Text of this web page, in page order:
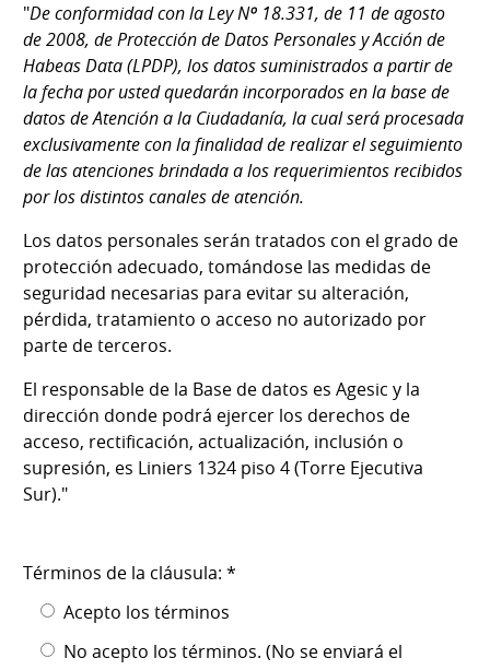
"De conformidad con la Ley Nº 18.331, de 11 de agosto
de 2008, de Protección de Datos Personales y Acción de
Habeas Data (LPDP), los datos suministrados a partir de
la fecha por usted quedarán incorporados en la base de
datos de Atención a la Ciudadanía, la cual será procesada
exclusivamente con la finalidad de realizar el seguimiento
de las atenciones brindada a los requerimientos recibidos
por los distintos canales de atención.
Los datos personales serán tratados con el grado de
protección adecuado, tomándose las medidas de
seguridad necesarias para evitar su alteración,
pérdida, tratamiento o acceso no autorizado por
parte de terceros.
El responsable de la Base de datos es Agesic y la
dirección donde podrá ejercer los derechos de
acceso, rectificación, actualización, inclusión o
supresión, es Liniers 1324 piso 4 (Torre Ejecutiva
Sur)."
Términos de la cláusula: *
Acepto los términos
No acepto los términos. (No se enviará el